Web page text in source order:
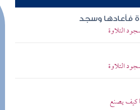
فأعادها وسجد
التلاوة
التلاوة
كيف يصنع